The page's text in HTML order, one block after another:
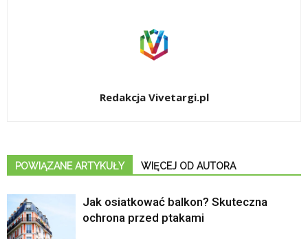
Redakcja Vivetargi.pl
POWIĄZANE ARTYKUŁY WIĘCEJ OD AUTORA
Jak osiatkować balkon? Skuteczna
ochrona przed ptakami